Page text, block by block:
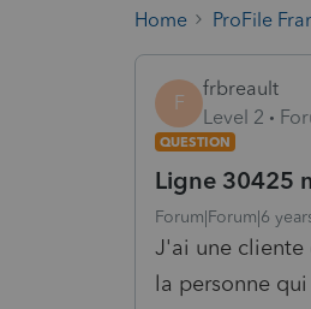
Home ProFile
F
frbreault
Level 2
QUESTION
Ligne 30425
Forum|Forum|6
J'ai une
la personne